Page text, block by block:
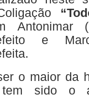
Antonimar
e
o maior da
sido o